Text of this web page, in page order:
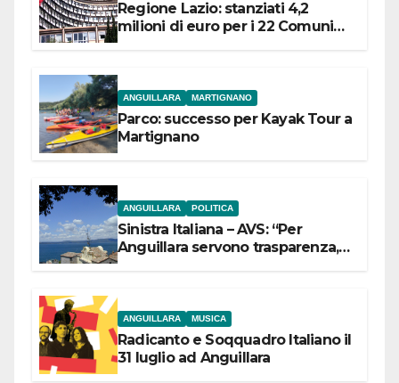
Regione Lazio: stanziati 4,2
milioni di euro per i 22 Comuni
ANGUILLARA MARTIGNANO
Parco: successo per Kayak Tour a
Martignano
ANGUILLARA POLITICA
Sinistra Italiana – AVS: “Per
Anguillara servono trasparenza,
ANGUILLARA MUSICA
Radicanto e Soqquadro Italiano il
31 luglio ad Anguillara